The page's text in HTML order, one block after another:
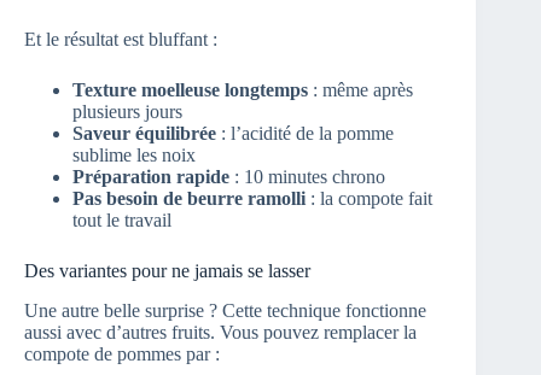
Et le résultat est bluffant :
Texture moelleuse longtemps : même après
plusieurs jours
Saveur équilibrée : l’acidité de la pomme
sublime les noix
Préparation rapide : 10 minutes chrono
Pas besoin de beurre ramolli : la compote fait
tout le travail
Des variantes pour ne jamais se lasser
Une autre belle surprise ? Cette technique fonctionne
aussi avec d’autres fruits. Vous pouvez remplacer la
compote de pommes par :